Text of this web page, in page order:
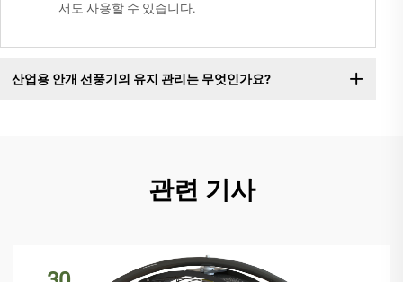
서도 사용할 수 있습니다.
산업용 안개 선풍기의 유지 관리는 무엇인가요?
관련 기사